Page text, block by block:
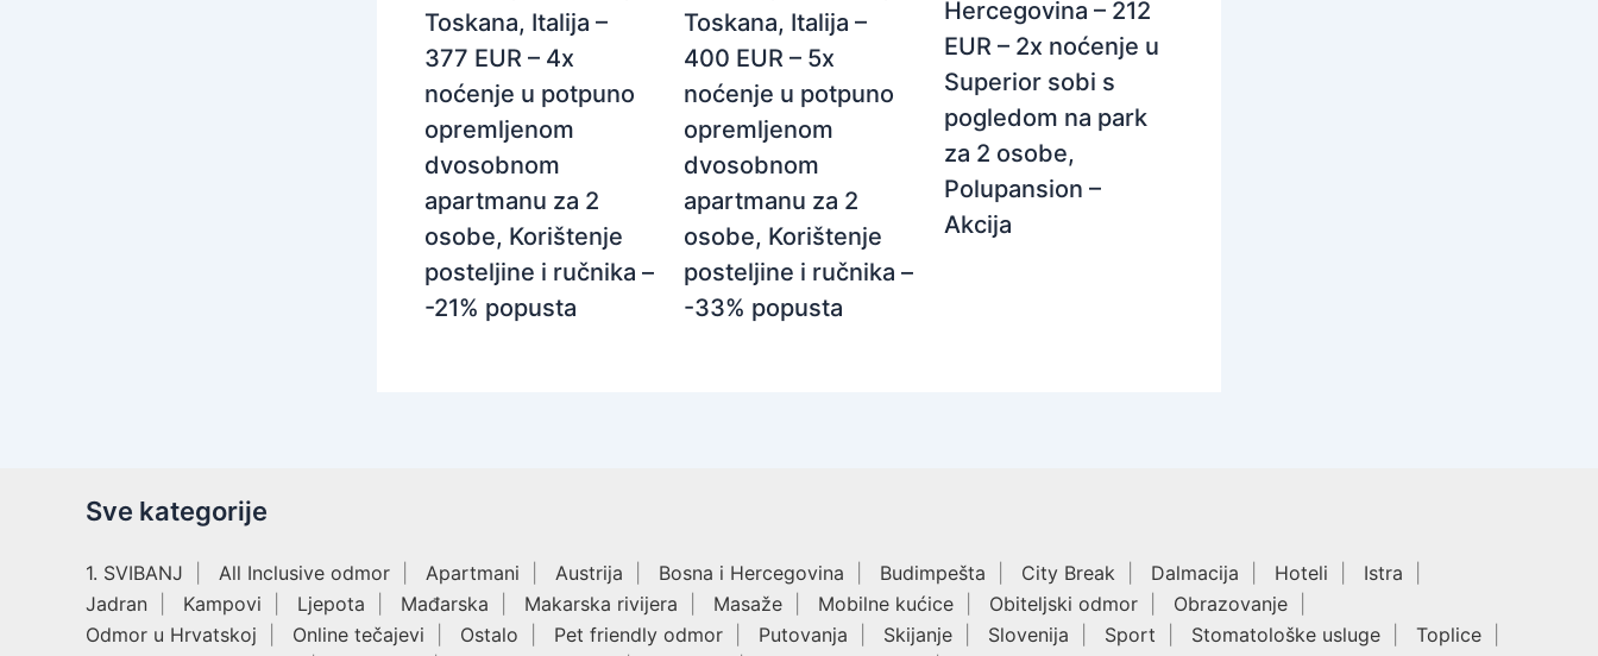
Toskana, Italija –
377 EUR – 4x
noćenje u potpuno
opremljenom
dvosobnom
apartmanu za 2
osobe, Korištenje
posteljine i ručnika –
-21% popusta
Toskana, Italija –
400 EUR – 5x
noćenje u potpuno
opremljenom
dvosobnom
apartmanu za 2
osobe, Korištenje
posteljine i ručnika –
-33% popusta
Hercegovina – 212
EUR – 2x noćenje u
Superior sobi s
pogledom na park
za 2 osobe,
Polupansion –
Akcija
Sve kategorije
1. SVIBANJ All Inclusive odmor Apartmani Austrija Bosna i Hercegovina Budimpešta City Break Dalmacija Hoteli
Istra
Jadran
Kampovi Ljepota Mađarska Makarska rivijera Masaže Mobilne kućice Obiteljski odmor
Obrazovanje
Odmor u Hrvatskoj
Online tečajevi Ostalo Pet friendly odmor Putovanja Skijanje Slovenija Sport Stomatološke usluge
Toplice